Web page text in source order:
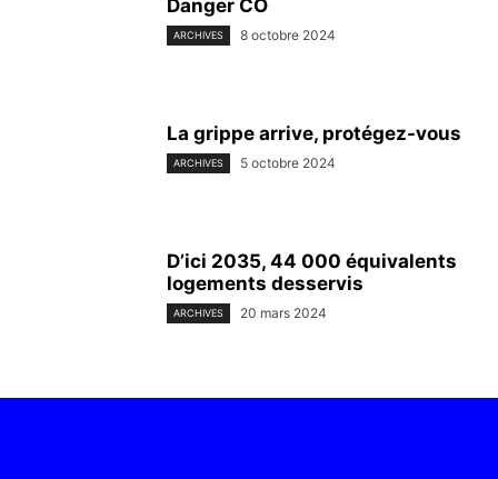
Danger CO
ARCHIVES 8 octobre 2024
La grippe arrive, protégez-vous
ARCHIVES 5 octobre 2024
D’ici 2035, 44 000 équivalents
logements desservis
ARCHIVES 20 mars 2024